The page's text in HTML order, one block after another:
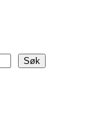
Søk